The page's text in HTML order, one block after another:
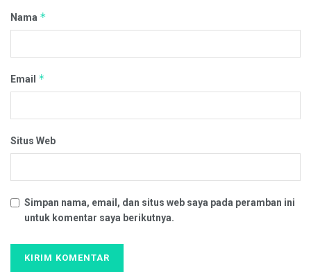
Nama *
Email *
Situs Web
Simpan nama, email, dan situs web saya pada peramban ini
untuk komentar saya berikutnya.